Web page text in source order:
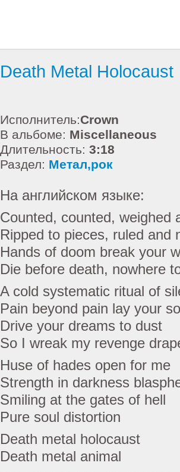
Death Metal Holocaust
Исполнитель:Crown
В альбоме: Miscellaneous
Длительность: 3:18
Раздел: Метал,рок
На английском языке:
Counted, counted, weighed
Ripped to pieces, ruled and
Hands of doom break your
Die before death, nowhere
A cold systematic ritual of
Pain beyond pain lay your
Drive your dreams to dust
So I wreak my revenge
Huse of hades open for me
Strength in darkness
Smiling at the gates of hell
Pure soul distortion
Death metal holocaust
Death metal animal